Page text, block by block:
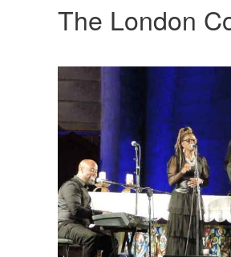
The London